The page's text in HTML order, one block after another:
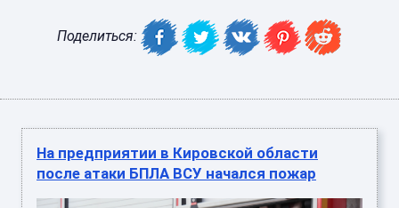
Поделиться:
На предприятии в Кировской области
после атаки БПЛА ВСУ начался пожар